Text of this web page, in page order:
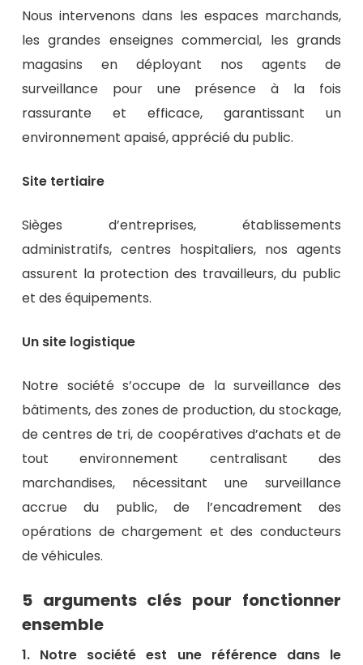
Nous intervenons dans les espaces marchands,
les grandes enseignes commercial, les grands
magasins en déployant nos agents de
surveillance pour une présence à la fois
rassurante et efficace, garantissant un
environnement apaisé, apprécié du public.
Site tertiaire
Sièges d’entreprises, établissements
administratifs, centres hospitaliers, nos agents
assurent la protection des travailleurs, du public
et des équipements.
Un site logistique
Notre société s’occupe de la surveillance des
bâtiments, des zones de production, du stockage,
de centres de tri, de coopératives d’achats et de
tout environnement centralisant des
marchandises, nécessitant une surveillance
accrue du public, de l’encadrement des
opérations de chargement et des conducteurs
de véhicules.
5 arguments clés pour fonctionner
ensemble
1. Notre société est une référence dans le